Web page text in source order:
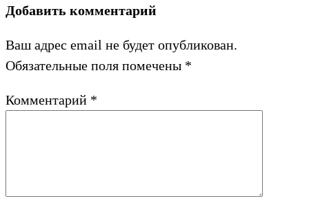
Добавить комментарий
Ваш адрес email не будет опубликован.
Обязательные поля помечены *
Комментарий *